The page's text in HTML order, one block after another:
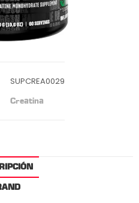
SUPCREA0029
Creatina